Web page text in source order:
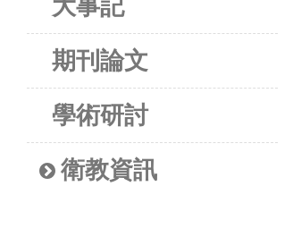
大事記
期刊論文
學術研討
衛教資訊